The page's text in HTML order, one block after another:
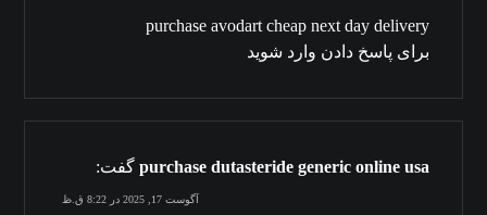
purchase avodart cheap next day delivery
برای پاسخ دادن وارد شوید
purchase dutasteride generic online usa گفت:
آگوست 17, 2025 در 8:22 ق.ظ